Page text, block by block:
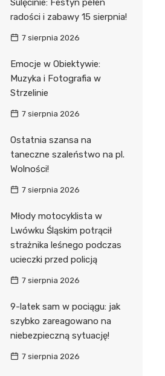
Sulęcinie: Festyn pełen
radości i zabawy 15 sierpnia!
7 sierpnia 2026
Emocje w Obiektywie:
Muzyka i Fotografia w
Strzelinie
7 sierpnia 2026
Ostatnia szansa na
taneczne szaleństwo na pl.
Wolności!
7 sierpnia 2026
Młody motocyklista w
Lwówku Śląskim potrącił
strażnika leśnego podczas
ucieczki przed policją
7 sierpnia 2026
9-latek sam w pociągu: jak
szybko zareagowano na
niebezpieczną sytuację!
7 sierpnia 2026